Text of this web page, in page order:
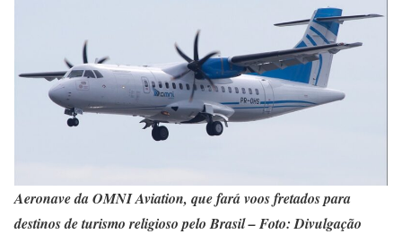
Aeronave da OMNI Aviation, que fará voos fretados para
destinos de turismo religioso pelo Brasil – Foto: Divulgação